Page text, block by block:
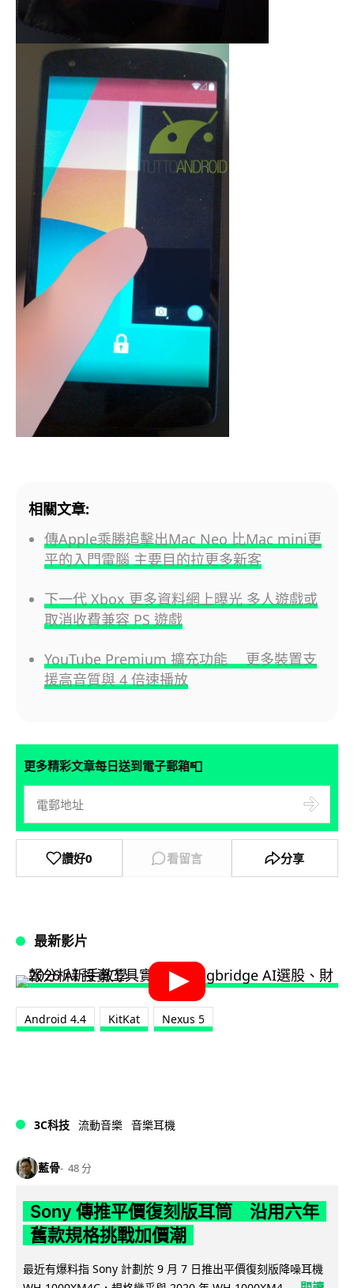
相關文章:
傳Apple乘勝追擊出Mac Neo 比Mac mini更
平的入門電腦 主要目的拉更多新客
下一代 Xbox 更多資料網上曝光 多人遊戲或
取消收費兼容 PS 遊戲
YouTube Premium 擴充功能 更多裝置支
援高音質與 4 倍速播放
更多精彩文章每日送到電子郵箱📮
讚好0 看留言 分享
最新影片
Android 4.4 KitKat Nexus 5
3C科技 流動音樂 音樂耳機
藍骨 48 分
Sony 傳推平價復刻版耳筒 沿用六年
舊款規格挑戰加價潮
最近有爆料指 Sony 計劃於 9 月 7 日推出平價復刻版降噪耳機